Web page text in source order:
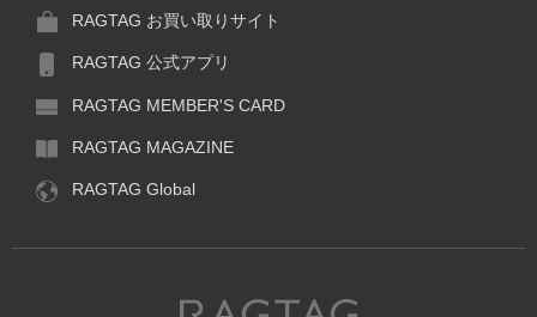
RAGTAG お買い取りサイト
RAGTAG 公式アプリ
RAGTAG MEMBER'S CARD
RAGTAG MAGAZINE
RAGTAG Global